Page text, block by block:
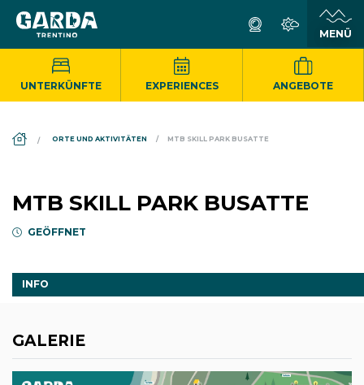
UNTERKÜNFTE EXPERIENCES ANGEBOTE
ORTE UND AKTIVITÄTEN MTB SKILL PARK BUSATTE
MTB SKILL PARK BUSATTE
GEÖFFNET
INFO
GALERIE